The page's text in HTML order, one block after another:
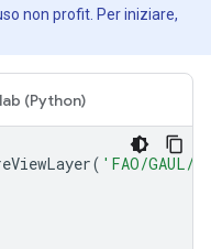
non profit. Per iniziare,
(Python)
( 'FAO/GAUL/